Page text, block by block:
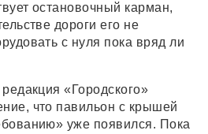
остановочный карман,
дороги его не
с нуля пока вряд ли
«Городского»
что павильон с крышей
уже появился. Пока